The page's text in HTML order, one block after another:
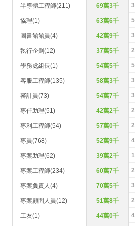
半導體工程師(211) 69萬3千
協理(1) 63萬6千
圖書館館員(4) 42萬9千
執行企劃(12) 37萬5千
學務處組長(1) 54萬5千
客服工程師(135) 58萬3千
審計員(73) 54萬7千
專任助理(51) 42萬2千
專利工程師(54) 57萬0千
專員(768) 52萬9千
專案助理(62) 39萬2千
專案工程師(234) 60萬7千
專案負責人(4) 70萬5千
專案顧問人員(12) 51萬8千
工友(1) 44萬0千